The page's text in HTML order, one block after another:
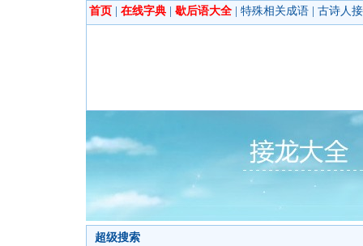
首页 在线字典 歇后语大全 特殊相关成语 古诗人
超级搜索